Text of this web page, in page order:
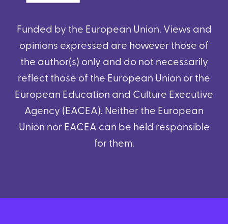
Funded by the European Union. Views and
opinions expressed are however those of
the author(s) only and do not necessarily
reflect those of the European Union or the
European Education and Culture Executive
Agency (EACEA). Neither the European
Union nor EACEA can be held responsible
for them.